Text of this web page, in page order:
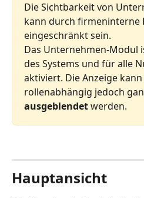
Die Sichtbarkeit von
kann durch firmeninterne
eingeschränkt sein.
Das Unternehmen-Modul
des Systems und für alle
aktiviert. Die Anzeige
rollenabhängig jedoch
ausgeblendet werden.
Hauptansicht